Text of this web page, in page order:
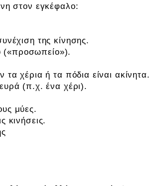
στον εγκέφαλο:
της κίνησης.
χέρια ή τα πόδια είναι ακίνητα.
(π.χ. ένα χέρι).
μύες.
κινήσεις.